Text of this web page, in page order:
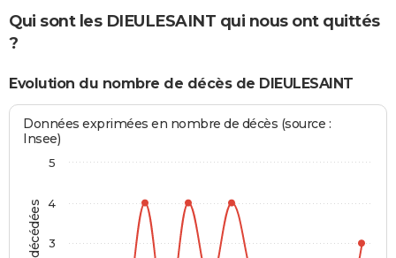
Qui sont les DIEULESAINT qui nous ont quittés
?
Evolution du nombre de décès de DIEULESAINT
Données exprimées en nombre de décès (source :
Insee)
3
4
5